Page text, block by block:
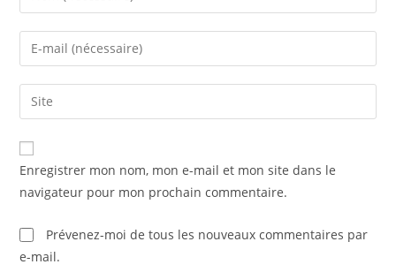
your
name
comment
Enter
your
email
address
comment
Saisir
l’URL
de
votre
(facultatif)
Enregistrer mon nom, mon e-mail et mon site dans le
navigateur pour mon prochain commentaire.
Prévenez-moi de tous les nouveaux commentaires par
e-mail.